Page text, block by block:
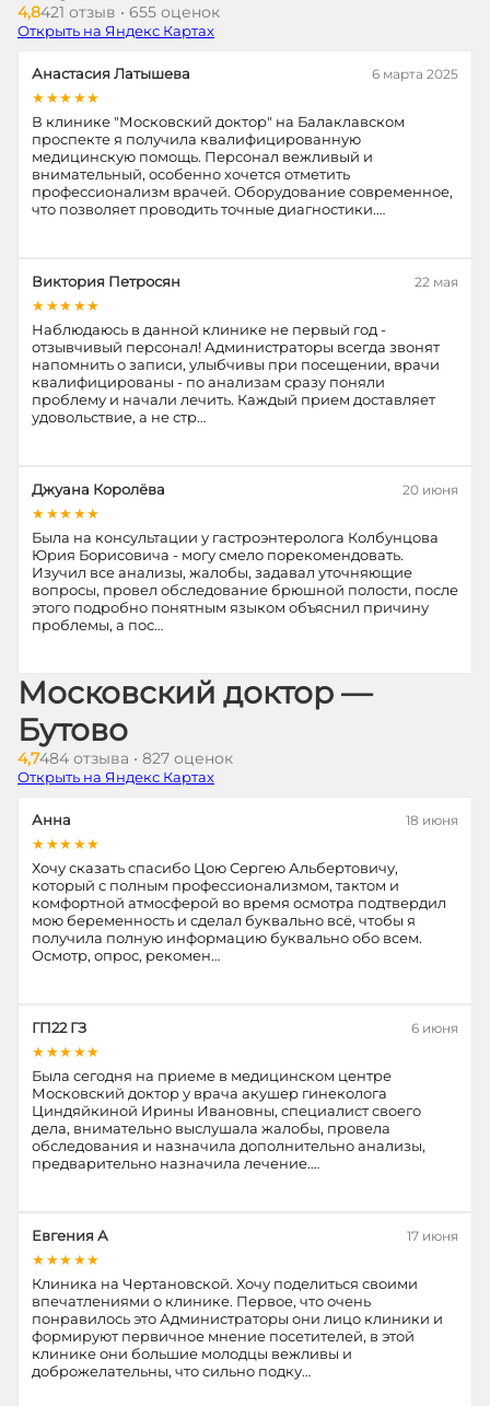
4,8421 отзыв • 655 оценок
Открыть на Яндекс Картах
Анастасия Латышева 6 марта 2025
★★★★★
В клинике "Московский доктор" на Балаклавском
проспекте я получила квалифицированную
медицинскую помощь. Персонал вежливый и
внимательный, особенно хочется отметить
профессионализм врачей. Оборудование современное,
что позволяет проводить точные диагностики.…
Виктория Петросян 22 мая
★★★★★
Наблюдаюсь в данной клинике не первый год -
отзывчивый персонал! Администраторы всегда звонят
напомнить о записи, улыбчивы при посещении, врачи
квалифицированы - по анализам сразу поняли
проблему и начали лечить. Каждый прием доставляет
удовольствие, а не стр…
Джуана Королёва 20 июня
★★★★★
Была на консультации у гастроэнтеролога Колбунцова
Юрия Борисовича - могу смело порекомендовать.
Изучил все анализы, жалобы, задавал уточняющие
вопросы, провел обследование брюшной полости, после
этого подробно понятным языком объяснил причину
проблемы, а пос…
Московский доктор —
Бутово
4,7484 отзыва • 827 оценок
Открыть на Яндекс Картах
Анна 18 июня
★★★★★
Хочу сказать спасибо Цою Сергею Альбертовичу,
который с полным профессионализмом, тактом и
комфортной атмосферой во время осмотра подтвердил
мою беременность и сделал буквально всё, чтобы я
получила полную информацию буквально обо всем.
Осмотр, опрос, рекомен…
ГП22 ГЗ 6 июня
★★★★★
Была сегодня на приеме в медицинском центре
Московский доктор у врача акушер гинеколога
Циндяйкиной Ирины Ивановны, специалист своего
дела, внимательно выслушала жалобы, провела
обследования и назначила дополнительно анализы,
предварительно назначила лечение.…
Евгения А 17 июня
★★★★★
Клиника на Чертановской. Хочу поделиться своими
впечатлениями о клинике. Первое, что очень
понравилось это Администраторы они лицо клиники и
формируют первичное мнение посетителей, в этой
клинике они большие молодцы вежливы и
доброжелательны, что сильно подку…